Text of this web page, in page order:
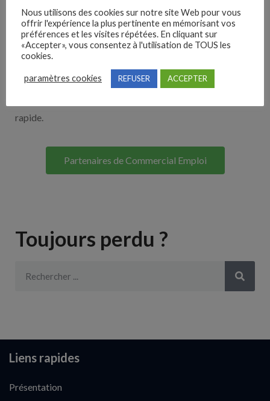
Nos solutions entreprises
Découvrez nos partenaires ! Moteurs de recherches,
multidiffuseurs, sites payant… nombreux sont nos
partenaires. Si vous travaillez avec un ATS nous avons
rapide.
Partenaires de Commercial Emploi
Toujours perdu ?
Liens rapides
Présentation
Nous utilisons des cookies sur notre site Web pour vous
offrir l'expérience la plus pertinente en mémorisant vos
préférences et les visites répétées. En cliquant sur
«Accepter», vous consentez à l'utilisation de TOUS les
cookies.
paramètres cookies REFUSER ACCEPTER